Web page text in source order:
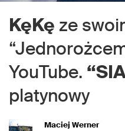
KęKę ze
YouTube.
platynowy
Maciej Werner